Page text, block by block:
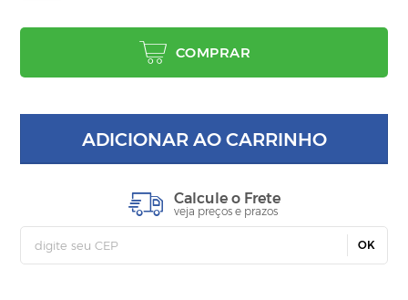
COMPRAR
ADICIONAR AO CARRINHO
Calcule o Frete
veja preços e prazos
OK